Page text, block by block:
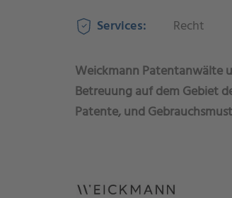
Services: Recht
Weickmann Patentanwälte
Betreuung auf dem Gebiet
Patente, und